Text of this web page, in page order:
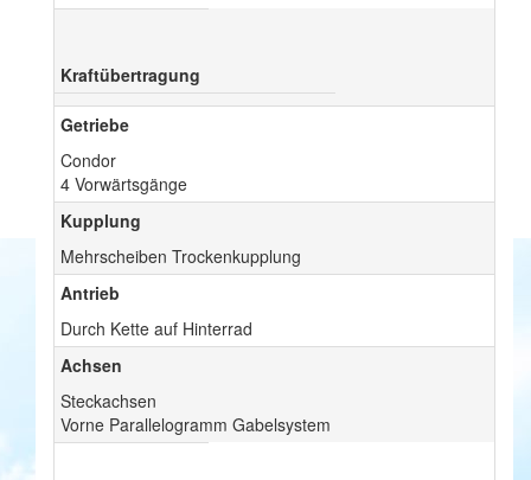
Kraftübertragung
Getriebe
Condor
4 Vorwärtsgänge
Kupplung
Mehrscheiben Trockenkupplung
Antrieb
Durch Kette auf Hinterrad
Achsen
Steckachsen
Vorne Parallelogramm Gabelsystem